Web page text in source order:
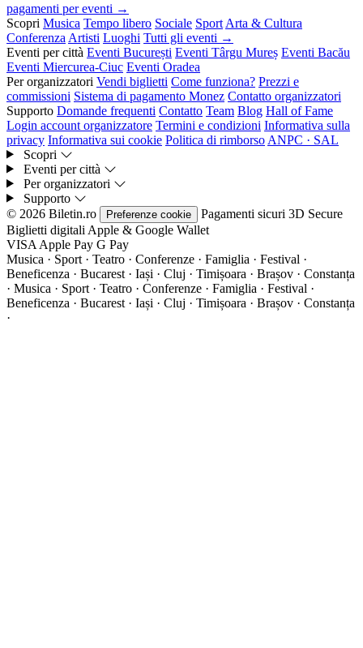
pagamenti per eventi →
Scopri Musica Tempo libero Sociale Sport Arta & Cultura
Conferenza Artisti Luoghi Tutti gli eventi →
Eventi per città Eventi București Eventi Târgu Mureș Eventi Bacău
Eventi Miercurea-Ciuc Eventi Oradea
Per organizzatori Vendi biglietti Come funziona? Prezzi e
commissioni Sistema di pagamento Monez Contatto organizzatori
Supporto Domande frequenti Contatto Team Blog Hall of Fame
Login account organizzatore Termini e condizioni Informativa sulla
privacy Informativa sui cookie Politica di rimborso ANPC · SAL
Scopri
Eventi per città
Per organizzatori
Supporto
© 2026 Biletin.ro
Preferenze cookie Pagamenti sicuri 3D Secure
Biglietti digitali Apple & Google Wallet
VISA Apple Pay G Pay
Musica · Sport · Teatro · Conferenze · Famiglia · Festival ·
Beneficenza · Bucarest · Iași · Cluj · Timișoara · Brașov · Constanța
· Musica · Sport · Teatro · Conferenze · Famiglia · Festival ·
Beneficenza · Bucarest · Iași · Cluj · Timișoara · Brașov · Constanța
·